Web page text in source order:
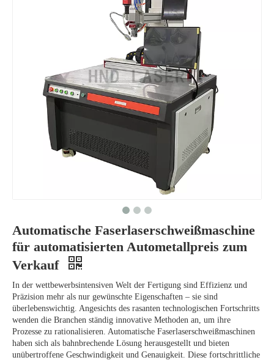
Automatische Faserlaserschweißmaschine
für automatisierten Autometallpreis zum
Verkauf
In der wettbewerbsintensiven Welt der Fertigung sind Effizienz und
Präzision mehr als nur gewünschte Eigenschaften – sie sind
überlebenswichtig. Angesichts des rasanten technologischen Fortschritts
wenden die Branchen ständig innovative Methoden an, um ihre
Prozesse zu rationalisieren. Automatische Faserlaserschweißmaschinen
haben sich als bahnbrechende Lösung herausgestellt und bieten
unübertroffene Geschwindigkeit und Genauigkeit. Diese fortschrittliche